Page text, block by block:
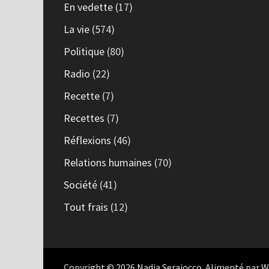
En vedette (17)
La vie (574)
Politique (80)
Radio (22)
Recette (7)
Recettes (7)
Réflexions (46)
Relations humaines (70)
Société (41)
Tout frais (12)